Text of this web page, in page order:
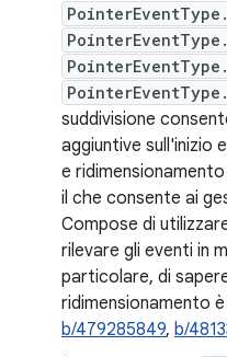
suddivisione
aggiuntive sull'inizio
e
il che consente ai
Compose di
rilevare gli eventi in
particolare, di
ridimensionamento
b/479285849, b/